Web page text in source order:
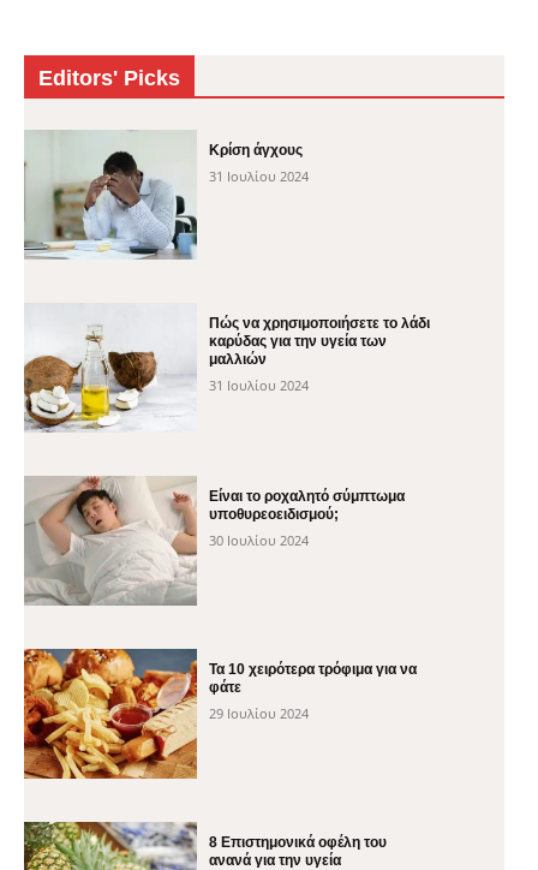
Editors' Picks
Κρίση άγχους
31 Ιουλίου 2024
Πώς να χρησιμοποιήσετε το λάδι
καρύδας για την υγεία των
μαλλιών
31 Ιουλίου 2024
Είναι το ροχαλητό σύμπτωμα
υποθυρεοειδισμού;
30 Ιουλίου 2024
Τα 10 χειρότερα τρόφιμα για να
φάτε
29 Ιουλίου 2024
8 Επιστημονικά οφέλη του
ανανά για την υγεία